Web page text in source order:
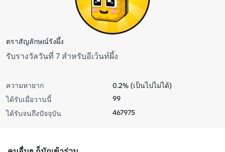
ตราสัญลักษณ์รังผึ้ง
รับรางวัลวันที่ 7 สำหรับอีเว้นท์ผึ้ง
ความหายาก
0.2% (เป็นไปไม่ได้)
ได้รับเมื่อวานนี้
99
ได้รับจนถึงปัจจุบัน
467975